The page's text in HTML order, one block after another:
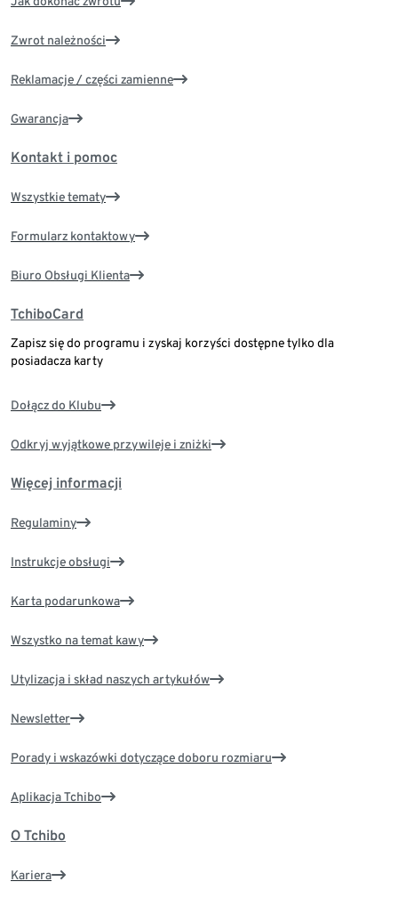
Zwrot należności
Reklamacje / części zamienne
Gwarancja
Kontakt i pomoc
Wszystkie tematy
Formularz kontaktowy
Biuro Obsługi Klienta
TchiboCard
Zapisz się do programu i zyskaj korzyści dostępne tylko dla
posiadacza karty
Dołącz do Klubu
Odkryj wyjątkowe przywileje i zniżki
Więcej informacji
Regulaminy
Instrukcje obsługi
Karta podarunkowa
Wszystko na temat kawy
Utylizacja i skład naszych artykułów
Newsletter
Porady i wskazówki dotyczące doboru rozmiaru
Aplikacja Tchibo
O Tchibo
Kariera